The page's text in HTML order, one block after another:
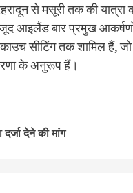
से मसूरी तक की
आइलैंड बार प्रमुख
सीटिंग तक शामिल हैं,
के अनुरूप हैं।
दर्जा देने की मांग